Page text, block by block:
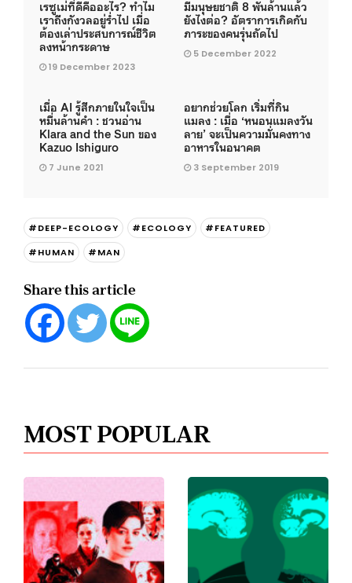
เรซูเม่ที่ดีคืออะไร? ทำไม
เราถึงกังวลอยู่ร่ำไป เมื่อ
ต้องเล่าประสบการณ์ชีวิต
ลงหน้ากระดาษ
19 December 2023
มีมนุษยชาติ 8 พันล้านแล้ว
ยังไงต่อ? อัตราการเกิดกับ
ภาระของคนรุ่นถัดไป
5 December 2022
เมื่อ AI รู้สึกภายในใจเป็น
หมื่นล้านคำ : ชวนอ่าน
Klara and the Sun ของ
Kazuo Ishiguro
7 June 2021
อยากช่วยโลก เริ่มที่กิน
แมลง : เมื่อ ‘หนอนแมลงวัน
ลาย’ จะเป็นความมั่นคงทาง
อาหารในอนาคต
3 September 2019
#DEEP-ECOLOGY #ECOLOGY
#FEATURED
#HUMAN
#MAN
Share this article
MOST POPULAR